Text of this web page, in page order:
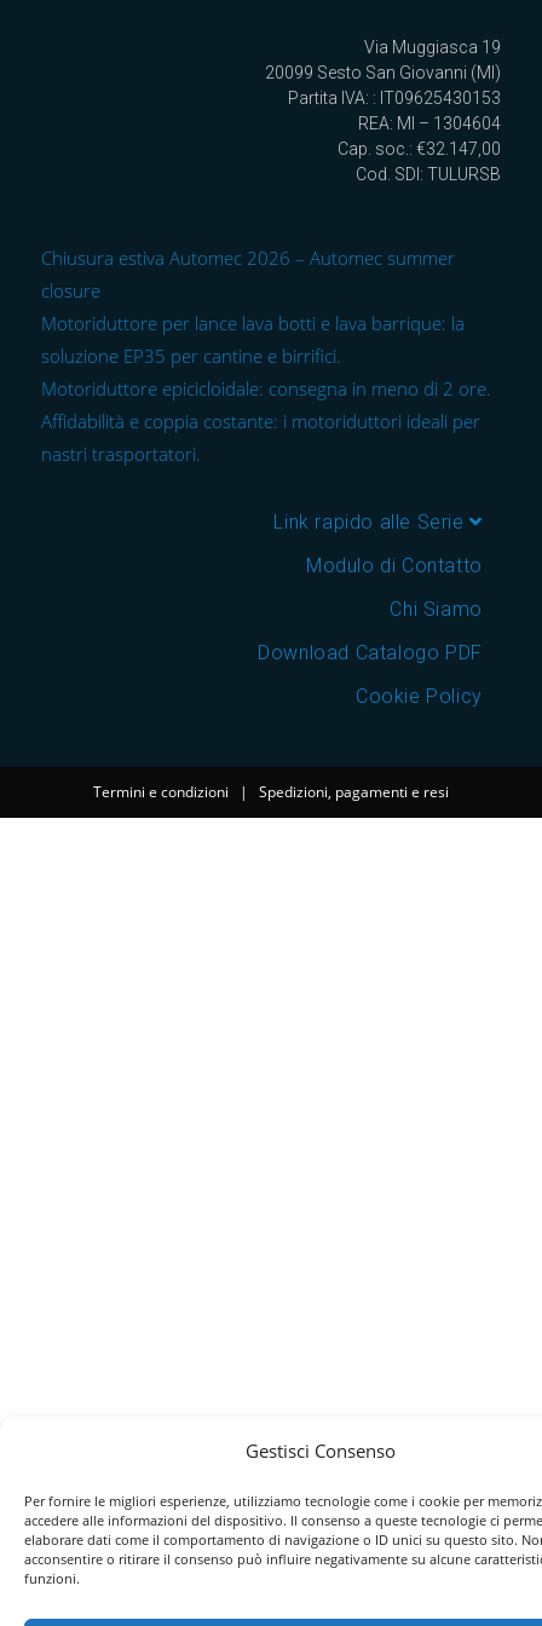
Gestisci Consenso
Per fornire le migliori esperienze, utilizziamo tecnologie come i cookie per
accedere alle informazioni del dispositivo. Il consenso a queste tecnologie ci
elaborare dati come il comportamento di navigazione o ID unici su questo sito.
acconsentire o ritirare il consenso può influire negativamente su alcune
funzioni.
Via Muggiasca 19
20099 Sesto San Giovanni (MI)
Partita IVA: : IT09625430153
REA: MI – 1304604
Cap. soc.: €32.147,00
Cod. SDI: TULURSB
Chiusura estiva Automec 2026 – Automec summer
closure
Motoriduttore per lance lava botti e lava barrique: la
soluzione EP35 per cantine e birrifici.
Motoriduttore epicicloidale: consegna in meno di 2 ore.
Affidabilità e coppia costante: i motoriduttori ideali per
nastri trasportatori.
Link rapido alle Serie
Modulo di Contatto
Chi Siamo
Download Catalogo PDF
Cookie Policy
Termini e condizioni | Spedizioni, pagamenti e resi